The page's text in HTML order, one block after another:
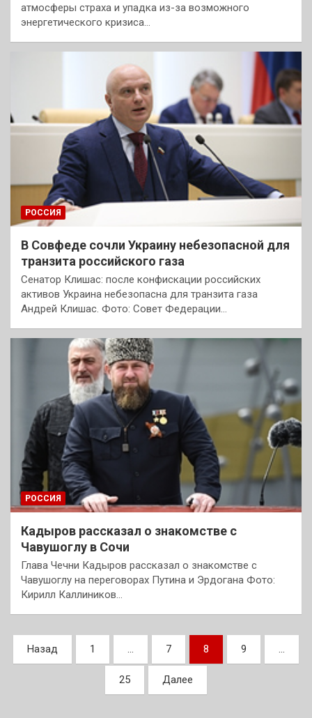
атмосферы страха и упадка из-за возможного
энергетического кризиса…
РОССИЯ
В Совфеде сочли Украину небезопасной для
транзита российского газа
Сенатор Клишас: после конфискации российских
активов Украина небезопасна для транзита газа
Андрей Клишас. Фото: Совет Федерации…
РОССИЯ
Кадыров рассказал о знакомстве с
Чавушоглу в Сочи
Глава Чечни Кадыров рассказал о знакомстве с
Чавушоглу на переговорах Путина и Эрдогана Фото:
Кирилл Каллиников…
Пагинация
записей
Назад 1 … 7 8 9 …
25 Далее